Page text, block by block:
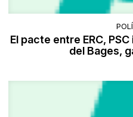
El pacte entre ERC,
del Bages,